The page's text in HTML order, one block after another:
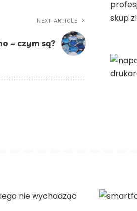
NEXT ARTICLE
– czym są?